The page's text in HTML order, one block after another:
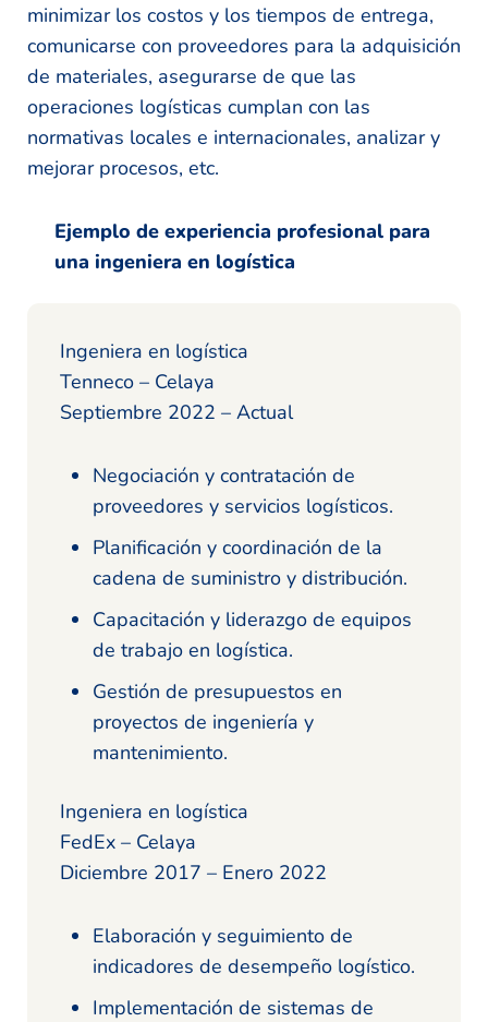
minimizar los costos y los tiempos de entrega,
comunicarse con proveedores para la adquisición
de materiales, asegurarse de que las
operaciones logísticas cumplan con las
normativas locales e internacionales, analizar y
mejorar procesos, etc.
Ejemplo de experiencia profesional para
una ingeniera en logística
Ingeniera en logística
Tenneco – Celaya
Septiembre 2022 – Actual
Negociación y contratación de
proveedores y servicios logísticos.
Planificación y coordinación de la
cadena de suministro y distribución.
Capacitación y liderazgo de equipos
de trabajo en logística.
Gestión de presupuestos en
proyectos de ingeniería y
mantenimiento.
Ingeniera en logística
FedEx – Celaya
Diciembre 2017 – Enero 2022
Elaboración y seguimiento de
indicadores de desempeño logístico.
Implementación de sistemas de